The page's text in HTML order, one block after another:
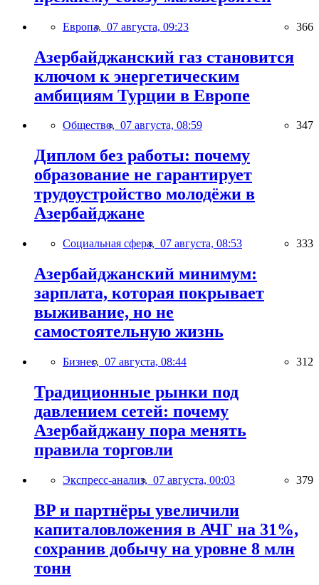
Европа, 07 августа, 09:23 366
Азербайджанский газ становится
ключом к энергетическим
амбициям Турции в Европе
Общество, 07 августа, 08:59 347
Диплом без работы: почему
образование не гарантирует
трудоустройство молодёжи в
Азербайджане
Социальная сфера, 07 августа, 08:53 333
Азербайджанский минимум:
зарплата, которая покрывает
выживание, но не
самостоятельную жизнь
Бизнес, 07 августа, 08:44 312
Традиционные рынки под
давлением сетей: почему
Азербайджану пора менять
правила торговли
Экспресс-анализ, 07 августа, 00:03 379
BP и партнёры увеличили
капиталовложения в АЧГ на 31%,
сохранив добычу на уровне 8 млн
тонн